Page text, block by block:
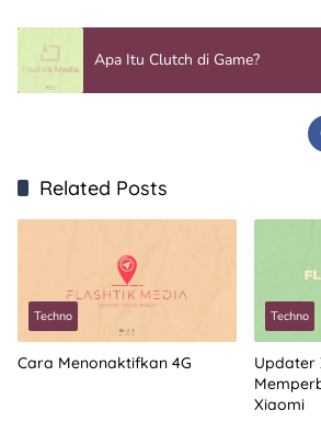
Apa Itu Clutch di Game?
Related Posts
Techno
Cara Menonaktifkan 4G
Techno
Updater
Xiaomi